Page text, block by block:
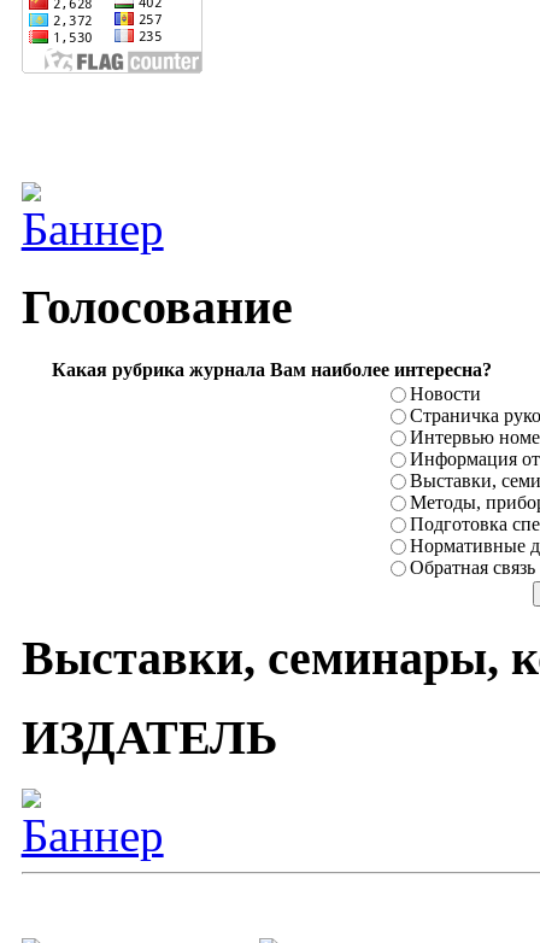
Голосование
Какая рубрика журнала Вам наиболее интересна?
Новости
Страничка
Интервью
Информация
Выставки,
Методы,
Подготовка
Нормативные
Обратная связь
Выставки, семинары,
ИЗДАТЕЛЬ